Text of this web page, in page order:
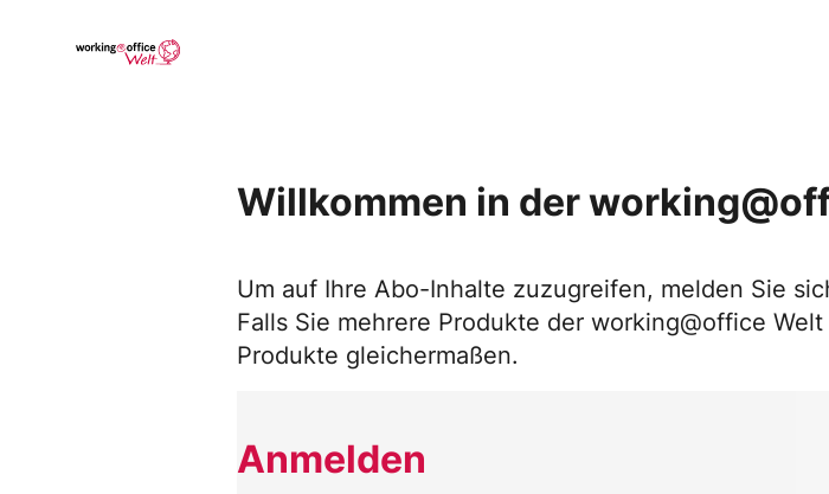
Go to landing page.
Willkommen in der
Um auf Ihre Abo-Inhalte zuzugreifen, melden Sie
Falls Sie mehrere Produkte der working@office
Produkte gleichermaßen.
Anmelden